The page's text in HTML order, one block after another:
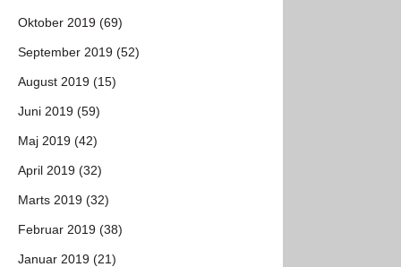
Oktober 2019 (69)
September 2019 (52)
August 2019 (15)
Juni 2019 (59)
Maj 2019 (42)
April 2019 (32)
Marts 2019 (32)
Februar 2019 (38)
Januar 2019 (21)